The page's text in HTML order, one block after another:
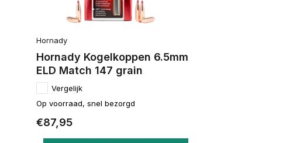
Hornady
Hornady Kogelkoppen 6.5mm
ELD Match 147 grain
Vergelijk
Op voorraad, snel bezorgd
€87,95